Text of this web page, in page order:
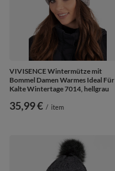
VIVISENCE Wintermütze mit
Bommel Damen Warmes Ideal Für
Kalte Wintertage 7014, hellgrau
35,99 € / item